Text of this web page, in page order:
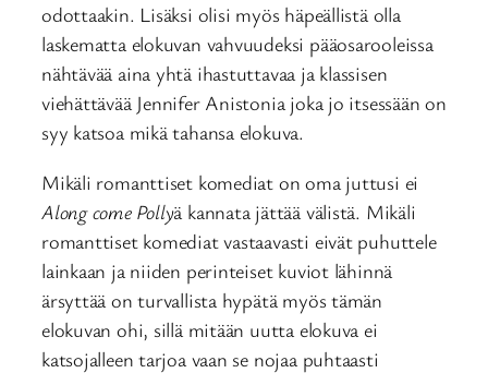
odottaakin. Lisäksi olisi myös häpeällistä olla
laskematta elokuvan vahvuudeksi pääosarooleissa
nähtävää aina yhtä ihastuttavaa ja klassisen
viehättävää Jennifer Anistonia joka jo itsessään on
syy katsoa mikä tahansa elokuva.
Mikäli romanttiset komediat on oma juttusi ei
Along come Pollyä kannata jättää välistä. Mikäli
romanttiset komediat vastaavasti eivät puhuttele
lainkaan ja niiden perinteiset kuviot lähinnä
ärsyttää on turvallista hypätä myös tämän
elokuvan ohi, sillä mitään uutta elokuva ei
katsojalleen tarjoa vaan se nojaa puhtaasti